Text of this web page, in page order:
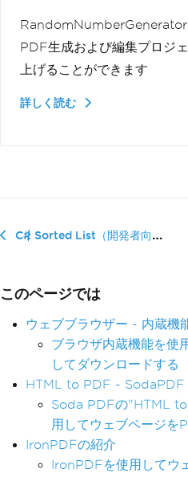
RandomNumberGenerator
PDF生成および編集プロジ
上げることができます
詳しく読む
C# Sorted List（開発者向けの仕組み）
このページでは
ウェブブラウザー - 内蔵機
ブラウザ内蔵機能を使
してダウンロードする
HTML to PDF - SodaPDF
Soda PDFの"HTML
用してウェブページを
IronPDFの紹介
IronPDFを使用してウ